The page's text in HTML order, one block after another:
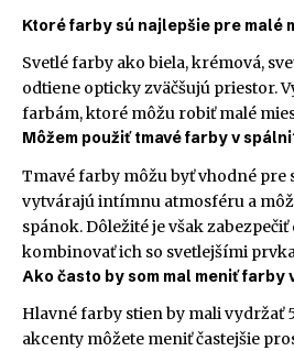
Ktoré farby sú najlepšie pre malé
Svetlé farby ako biela, krémová,
odtiene opticky zväčšujú priestor.
farbám, ktoré môžu robiť malé
Môžem použiť tmavé farby v
Tmavé farby môžu byť vhodné pre
vytvárajú intímnu atmosféru a
spánok. Dôležité je však
kombinovať ich so svetlejšími
Ako často by som mal meniť farby
Hlavné farby stien by mali vydržať
akcenty môžete meniť častejšie